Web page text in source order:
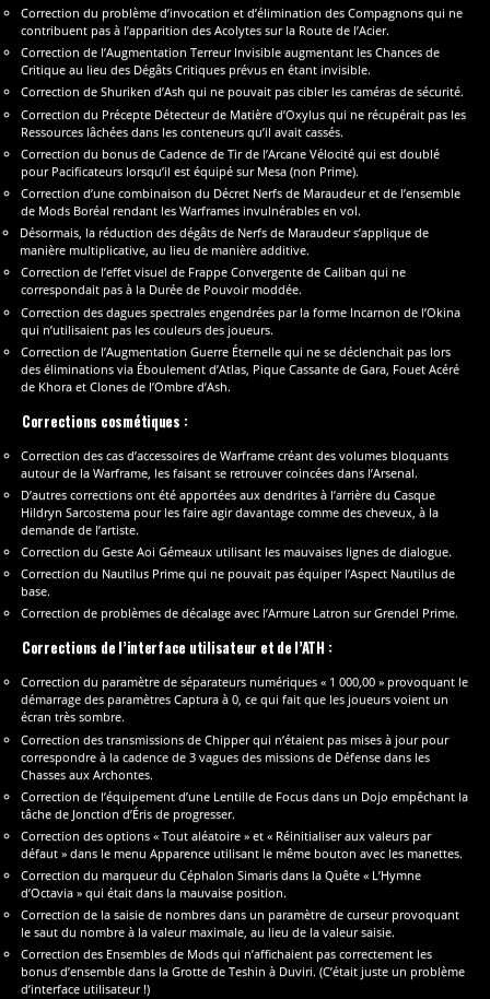
Correction du problème d’invocation et d’élimination des Compagnons qui ne
contribuent pas à l’apparition des Acolytes sur la Route de l’Acier.
Correction de l’Augmentation Terreur Invisible augmentant les Chances de
Critique au lieu des Dégâts Critiques prévus en étant invisible.
Correction de Shuriken d’Ash qui ne pouvait pas cibler les caméras de sécurité.
Correction du Précepte Détecteur de Matière d’Oxylus qui ne récupérait pas les
Ressources lâchées dans les conteneurs qu’il avait cassés.
Correction du bonus de Cadence de Tir de l’Arcane Vélocité qui est doublé
pour Pacificateurs lorsqu’il est équipé sur Mesa (non Prime).
Correction d’une combinaison du Décret Nerfs de Maraudeur et de l’ensemble
de Mods Boréal rendant les Warframes invulnérables en vol.
Désormais, la réduction des dégâts de Nerfs de Maraudeur s’applique de
manière multiplicative, au lieu de manière additive.
Correction de l’effet visuel de Frappe Convergente de Caliban qui ne
correspondait pas à la Durée de Pouvoir moddée.
Correction des dagues spectrales engendrées par la forme Incarnon de l’Okina
qui n’utilisaient pas les couleurs des joueurs.
Correction de l’Augmentation Guerre Éternelle qui ne se déclenchait pas lors
des éliminations via Éboulement d’Atlas, Pique Cassante de Gara, Fouet Acéré
de Khora et Clones de l’Ombre d’Ash.
Corrections cosmétiques :
Correction des cas d’accessoires de Warframe créant des volumes bloquants
autour de la Warframe, les faisant se retrouver coincées dans l’Arsenal.
D’autres corrections ont été apportées aux dendrites à l’arrière du Casque
Hildryn Sarcostema pour les faire agir davantage comme des cheveux, à la
demande de l’artiste.
Correction du Geste Aoi Gémeaux utilisant les mauvaises lignes de dialogue.
Correction du Nautilus Prime qui ne pouvait pas équiper l’Aspect Nautilus de
base.
Correction de problèmes de décalage avec l’Armure Latron sur Grendel Prime.
Corrections de l’interface utilisateur et de l’ATH :
Correction du paramètre de séparateurs numériques « 1 000,00 » provoquant le
démarrage des paramètres Captura à 0, ce qui fait que les joueurs voient un
écran très sombre.
Correction des transmissions de Chipper qui n’étaient pas mises à jour pour
correspondre à la cadence de 3 vagues des missions de Défense dans les
Chasses aux Archontes.
Correction de l’équipement d’une Lentille de Focus dans un Dojo empêchant la
tâche de Jonction d’Éris de progresser.
Correction des options « Tout aléatoire » et « Réinitialiser aux valeurs par
défaut » dans le menu Apparence utilisant le même bouton avec les manettes.
Correction du marqueur du Céphalon Simaris dans la Quête « L’Hymne
d’Octavia » qui était dans la mauvaise position.
Correction de la saisie de nombres dans un paramètre de curseur provoquant
le saut du nombre à la valeur maximale, au lieu de la valeur saisie.
Correction des Ensembles de Mods qui n’affichaient pas correctement les
bonus d’ensemble dans la Grotte de Teshin à Duviri. (C’était juste un problème
d’interface utilisateur !)